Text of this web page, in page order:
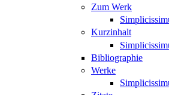
Zum Werk
Kurzinhalt
Bibliographie
Werke